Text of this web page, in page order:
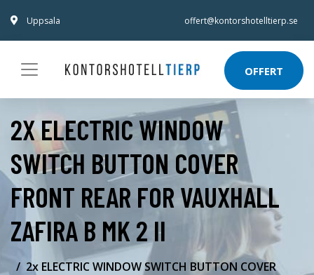
Uppsala offert@kontorshotelltierp.se
OFFERT
2X ELECTRIC WINDOW
SWITCH BUTTON COVER
FRONT REAR FOR VAUXHALL
ZAFIRA B MK 2 II
2x ELECTRIC WINDOW SWITCH BUTTON COVER